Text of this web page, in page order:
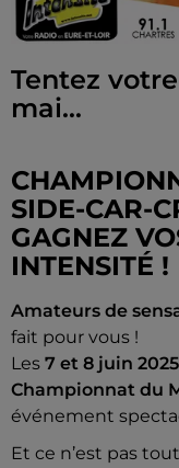
Tentez
mai...
SIDE-CAR-
GAGNEZ
INTENSITÉ !
Amateurs de
fait pour vous !
Les 7 et 8 juin 2025
Championnat du
événement
Et ce n’est pas